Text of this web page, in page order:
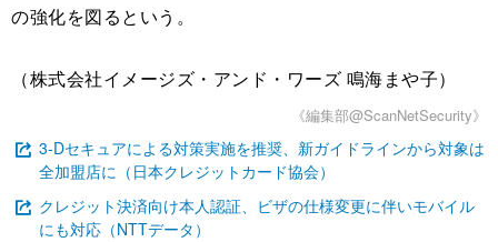
の強化を図るという。
（株式会社イメージズ・アンド・ワーズ 鳴海まや子）
《編集部@ScanNetSecurity》
3-Dセキュアによる対策実施を推奨、新ガイドラインから対象は
全加盟店に（日本クレジットカード協会）
クレジット決済向け本人認証、ビザの仕様変更に伴いモバイル
にも対応（NTTデータ）